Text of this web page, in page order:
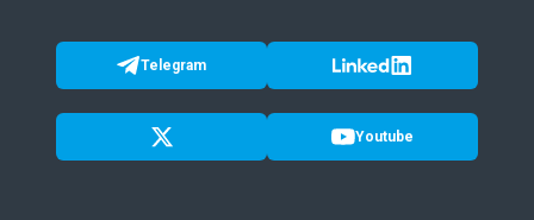
Telegram
Youtube